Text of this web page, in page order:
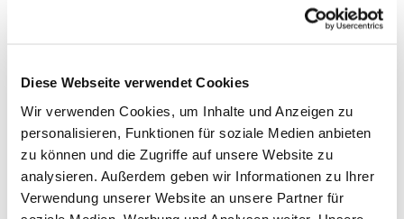
Diese Webseite verwendet Cookies
Wir verwenden Cookies, um Inhalte und Anzeigen zu
personalisieren, Funktionen für soziale Medien anbieten
zu können und die Zugriffe auf unsere Website zu
analysieren. Außerdem geben wir Informationen zu Ihrer
Verwendung unserer Website an unsere Partner für
Deine Nachricht*